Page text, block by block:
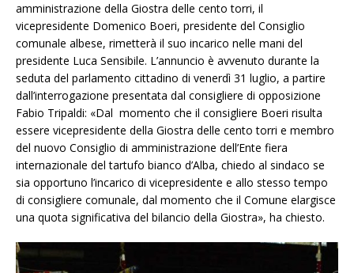
amministrazione della Giostra delle cento torri, il
vicepresidente Domenico Boeri, presidente del Consiglio
comunale albese, rimetterà il suo incarico nelle mani del
presidente Luca Sensibile. L’annuncio è avvenuto durante la
seduta del parlamento cittadino di venerdì 31 luglio, a partire
dall’interrogazione presentata dal consigliere di opposizione
Fabio Tripaldi: «Dal momento che il consigliere Boeri risulta
essere vicepresidente della Giostra delle cento torri e membro
del nuovo Consiglio di amministrazione dell’Ente fiera
internazionale del tartufo bianco d’Alba, chiedo al sindaco se
sia opportuno l’incarico di vicepresidente e allo stesso tempo
di consigliere comunale, dal momento che il Comune elargisce
una quota significativa del bilancio della Giostra», ha chiesto.